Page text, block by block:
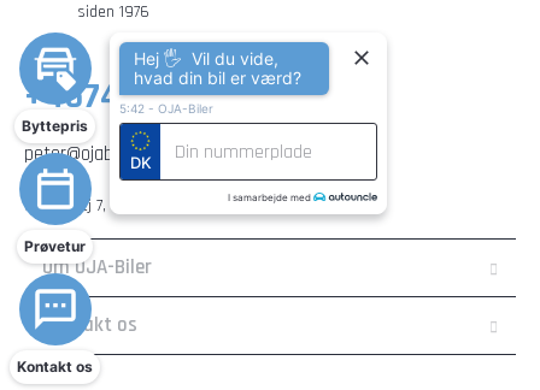
siden 1976
+4574547568
peter@ojabiler.dk
Skaus Vej 7, Over Jerstal, 6500 Vojens
Om OJA-Biler
Kontakt os
Byttepris
Prøvetur
Kontakt os
Hej 🖐 Vil du vide,
hvad din bil er værd?
5:42 - OJA-Biler
DK
I samarbejde med